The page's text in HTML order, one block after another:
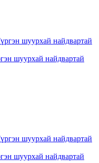
шуурхай найдвартай
шуурхай найдвартай